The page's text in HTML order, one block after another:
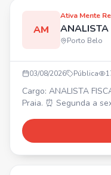
AM
Ativa Mente
ANALISTA
Porto Belo
03/08/2026 Pública
Cargo: ANALISTA FISCAL Empresa: Contabilidade.
Praia. ⏰ Segunda a
Ciências Contábeis,
legislação,